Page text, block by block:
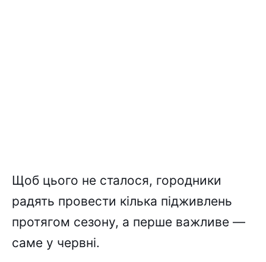
Щоб цього не сталося, городники
радять провести кілька підживлень
протягом сезону, а перше важливе —
саме у червні.